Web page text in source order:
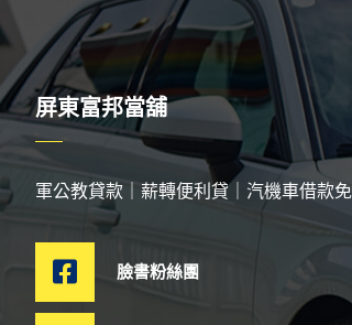
屏東富邦當舖
軍公教貸款｜薪轉便利貸｜汽機車借款
臉書粉絲團